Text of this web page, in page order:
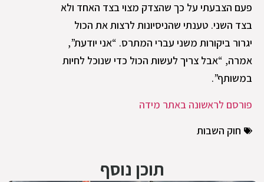
פעם הצבעתי על כך שהצדק מצוי בצד האחד ולא
בצד השני. טענתי שהניסיונות לרצות את הכול
יגרור ביקורות משני עברי המתרס. “אני יודעת”,
אמרה, “אבל צריך לעשות הכול כדי שנוכל לחיות
במשותף”.
פורסם לראשונה באתר מידה
חוק השבות
תוכן נוסף